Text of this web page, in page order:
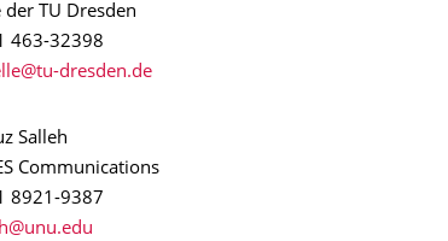
der TU Dresden
463-32398
Salleh
Communications
8921-9387